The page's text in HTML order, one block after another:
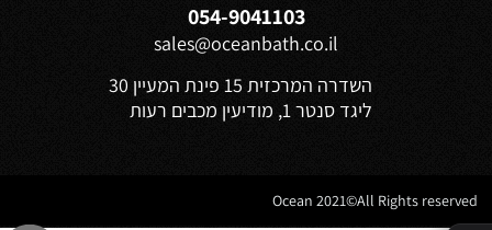
054-9041103
sales@oceanbath.co.il
השדרה המרכזית 15 פינת המעיין 30
ליגד סנטר 1, מודיעין מכבים רעות